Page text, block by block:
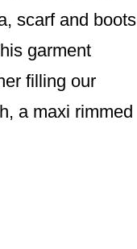
scarf and boots
garment
filling our
a maxi rimmed